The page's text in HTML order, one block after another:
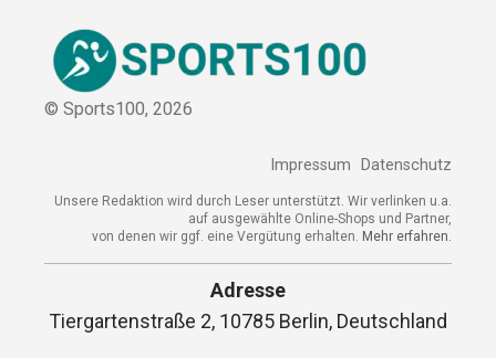
© Sports100, 2026
Impressum Datenschutz
Unsere Redaktion wird durch Leser unterstützt. Wir verlinken u.a.
auf ausgewählte Online-Shops und Partner,
von denen wir ggf. eine Vergütung erhalten. Mehr erfahren.
Adresse
Tiergartenstraße 2, 10785 Berlin, Deutschland